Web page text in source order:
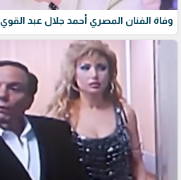
وفاة الفنان المصري أحمد جلال عبد القوي